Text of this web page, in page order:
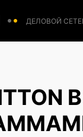
ДЕЛОВОЙ